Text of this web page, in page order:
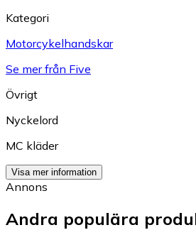
Kategori
Motorcykelhandskar
Se mer från Five
Övrigt
Nyckelord
MC kläder
Visa mer information
Annons
Andra populära